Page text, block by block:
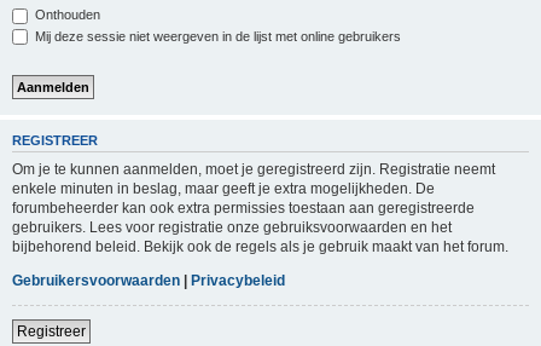
Onthouden
Mij deze sessie niet weergeven in de lijst met online gebruikers
REGISTREER
Om je te kunnen aanmelden, moet je geregistreerd zijn. Registratie neemt
enkele minuten in beslag, maar geeft je extra mogelijkheden. De
forumbeheerder kan ook extra permissies toestaan aan geregistreerde
gebruikers. Lees voor registratie onze gebruiksvoorwaarden en het
bijbehorend beleid. Bekijk ook de regels als je gebruik maakt van het forum.
Gebruikersvoorwaarden | Privacybeleid
Registreer